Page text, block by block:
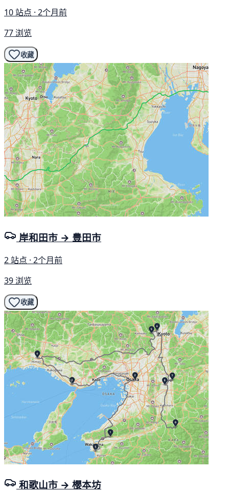
10 站点 · 2个月前
77 浏览
收藏
岸和田市 → 豊田市
2 站点 · 2个月前
39 浏览
收藏
和歌山市 → 櫻本坊